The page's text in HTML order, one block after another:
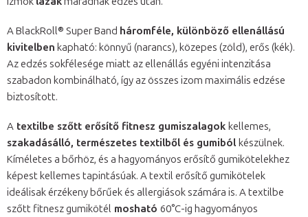
A BlackRoll® Super Band háromféle, különböző ellenállású
kivitelben kapható: könnyű (narancs), közepes (zöld), erős (kék).
Az edzés sokfélesége miatt az ellenállás egyéni intenzitása
szabadon kombinálható, így az összes izom maximális edzése
biztosított.
A textilbe szőtt erősítő fitnesz gumiszalagok kellemes,
szakadásálló, természetes textilből és gumiból készülnek.
Kíméletes a bőrhöz, és a hagyományos erősítő gumikötelekhez
képest kellemes tapintásúak. A textil erősítő gumikötelek
ideálisak érzékeny bőrűek és allergiások számára is. A textilbe
szőtt fitnesz gumikötél mosható 60°C-ig hagyományos